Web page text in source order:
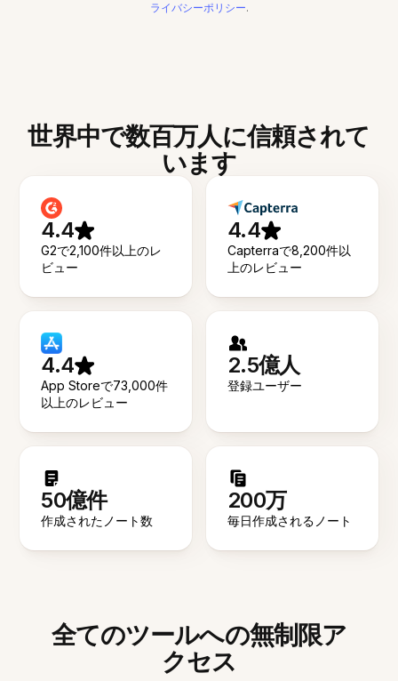
ライバシーポリシー.
世界中で数百万人に信頼されて
います
4.4
G2で2,100件以上のレ
ビュー
4.4
Capterraで8,200件以
上のレビュー
4.4
App Storeで73,000件
以上のレビュー
2.5億人
登録ユーザー
50億件
作成されたノート数
200万
毎日作成されるノート
全てのツールへの無制限ア
クセス